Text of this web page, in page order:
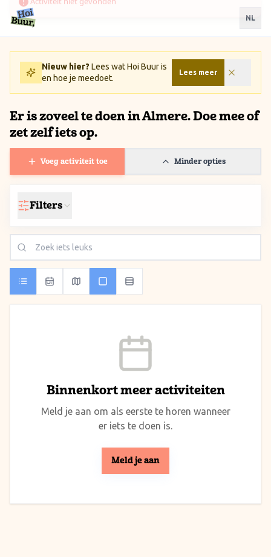
Ga naar inhoud / Skip to content
NL
Nieuw hier? Lees wat Hoi Buur is
en hoe je meedoet.
Lees meer
Er is zoveel te doen in Almere. Doe mee of
zet zelf iets op.
Voeg activiteit toe Minder opties
Filters
Binnenkort meer activiteiten
Meld je aan om als eerste te horen wanneer
er iets te doen is.
Meld je aan